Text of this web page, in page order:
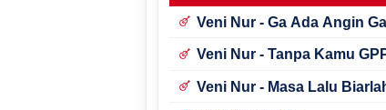
Veni Nur - Ga Ada Angin
Veni Nur - Tanpa Kamu
Veni Nur - Masa Lalu